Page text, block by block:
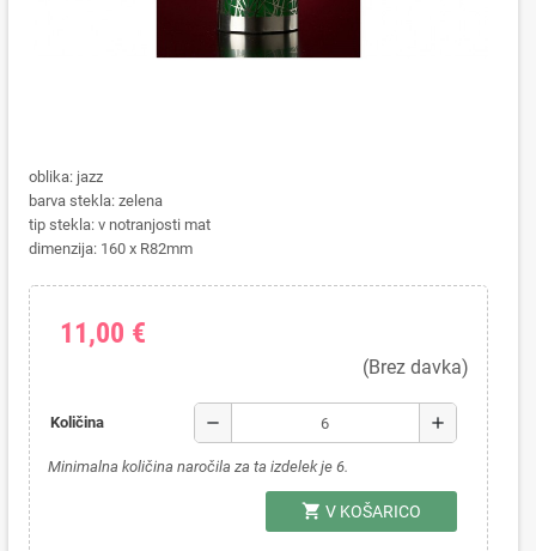
oblika: jazz
barva stekla: zelena
tip stekla: v notranjosti mat
dimenzija: 160 x R82mm
11,00 €
(Brez davka)
Količina remove add
Minimalna količina naročila za ta izdelek je 6.
shopping_cart V KOŠARICO